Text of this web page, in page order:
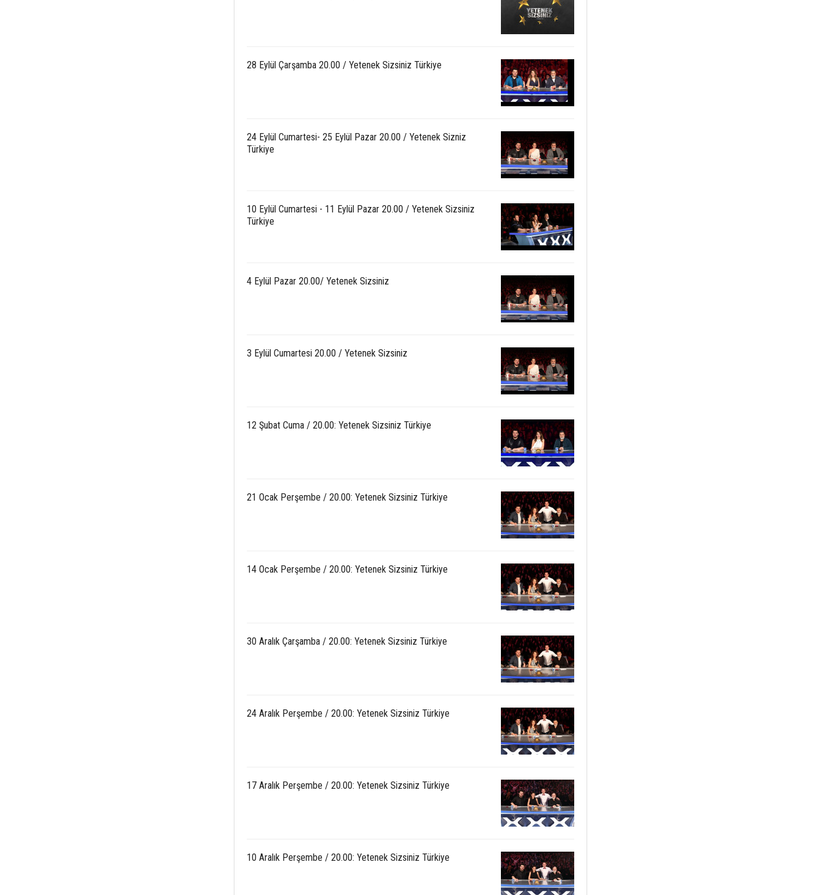
28 Eylül Çarşamba 20.00 / Yetenek Sizsiniz Türkiye
24 Eylül Cumartesi- 25 Eylül Pazar 20.00 / Yetenek Sizniz
Türkiye
10 Eylül Cumartesi - 11 Eylül Pazar 20.00 / Yetenek Sizsiniz
Türkiye
4 Eylül Pazar 20.00/ Yetenek Sizsiniz
3 Eylül Cumartesi 20.00 / Yetenek Sizsiniz
12 Şubat Cuma / 20.00: Yetenek Sizsiniz Türkiye
21 Ocak Perşembe / 20.00: Yetenek Sizsiniz Türkiye
14 Ocak Perşembe / 20.00: Yetenek Sizsiniz Türkiye
30 Aralık Çarşamba / 20.00: Yetenek Sizsiniz Türkiye
24 Aralık Perşembe / 20.00: Yetenek Sizsiniz Türkiye
17 Aralık Perşembe / 20.00: Yetenek Sizsiniz Türkiye
10 Aralık Perşembe / 20.00: Yetenek Sizsiniz Türkiye